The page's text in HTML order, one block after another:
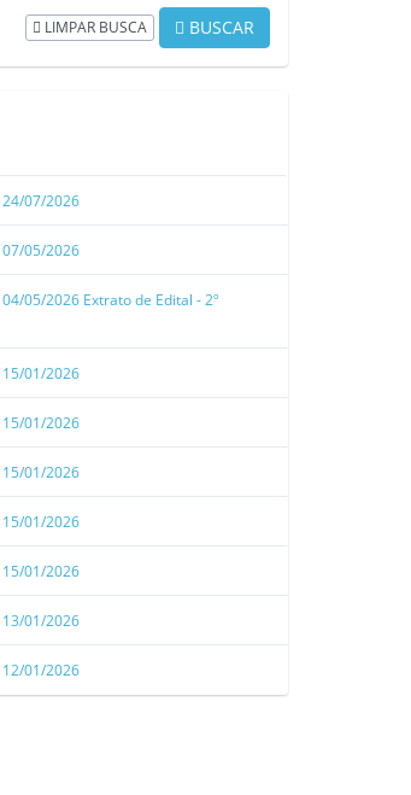
LIMPAR BUSCA BUSCAR
24/07/2026
07/05/2026
04/05/2026 Extrato de Edital - 2º
15/01/2026
15/01/2026
15/01/2026
15/01/2026
15/01/2026
13/01/2026
12/01/2026